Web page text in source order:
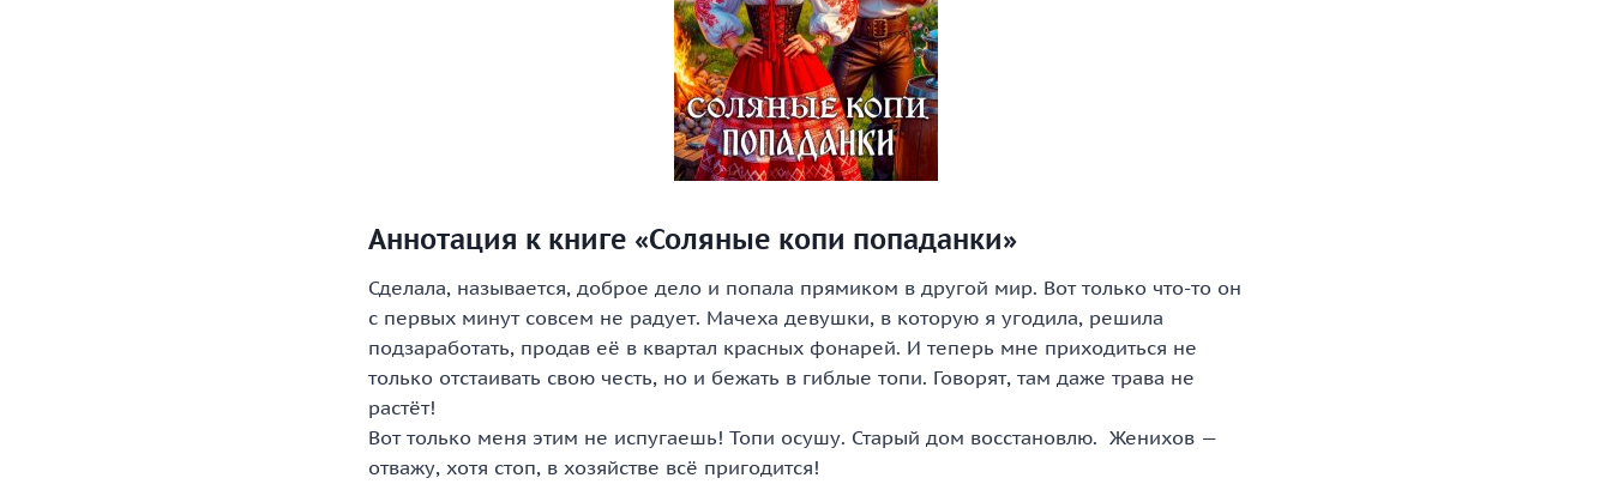
Аннотация к книге «Соляные копи попаданки»
Сделала, называется, доброе дело и попала прямиком в другой мир. Вот только что-то он
с первых минут совсем не радует. Мачеха девушки, в которую я угодила, решила
подзаработать, продав её в квартал красных фонарей. И теперь мне приходиться не
только отстаивать свою честь, но и бежать в гиблые топи. Говорят, там даже трава не
растёт!
Вот только меня этим не испугаешь! Топи осушу. Старый дом восстановлю. Женихов —
отважу, хотя стоп, в хозяйстве всё пригодится!